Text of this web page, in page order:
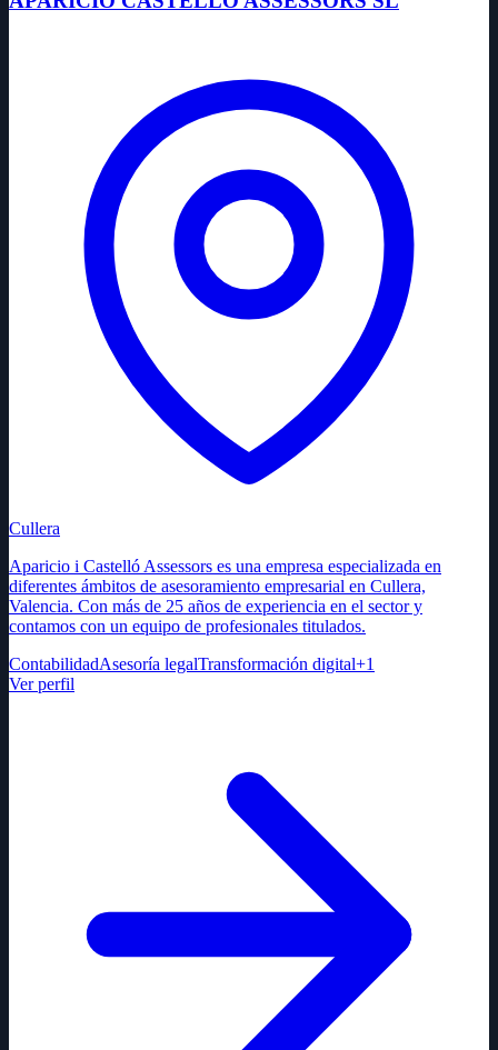
Cullera
Aparicio i Castelló Assessors es una empresa especializada en
diferentes ámbitos de asesoramiento empresarial en Cullera,
Valencia. Con más de 25 años de experiencia en el sector y
contamos con un equipo de profesionales titulados.
ContabilidadAsesoría legalTransformación digital+1
Ver perfil